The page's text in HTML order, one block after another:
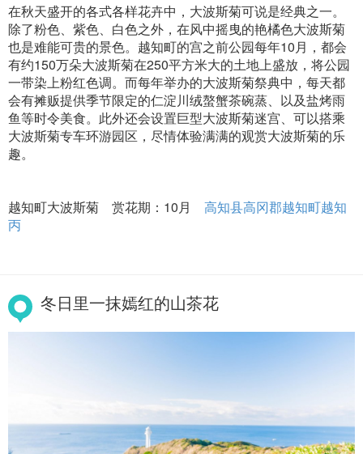
在秋天盛开的各式各样花卉中，大波斯菊可说是经典之一。
除了粉色、紫色、白色之外，在风中摇曳的艳橘色大波斯菊
也是难能可贵的景色。越知町的宫之前公园每年10月，都会
有约150万朵大波斯菊在250平方米大的土地上盛放，将公园
一带染上粉红色调。而每年举办的大波斯菊祭典中，每天都
会有摊贩提供季节限定的仁淀川绒螯蟹茶碗蒸、以及盐烤雨
鱼等时令美食。此外还会设置巨型大波斯菊迷宫、可以搭乘
大波斯菊专车环游园区，尽情体验满满的观赏大波斯菊的乐
趣。
越知町大波斯菊 赏花期：10月 高知县高冈郡越知町越知
丙
冬日里一抹嫣红的山茶花